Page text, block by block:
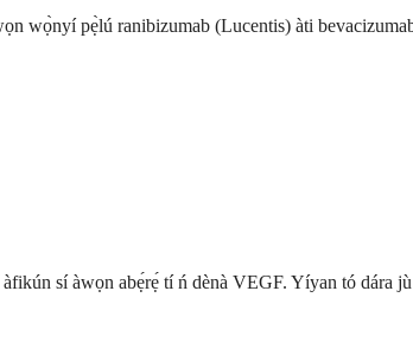
wọ̀nyí pẹ̀lú ranibizumab (Lucentis) àti
sí àwọn abẹ́rẹ́ tí ń dènà VEGF. Yíyan tó dára